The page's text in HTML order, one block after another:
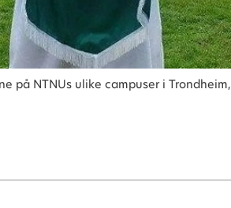
på NTNUs ulike campuser i